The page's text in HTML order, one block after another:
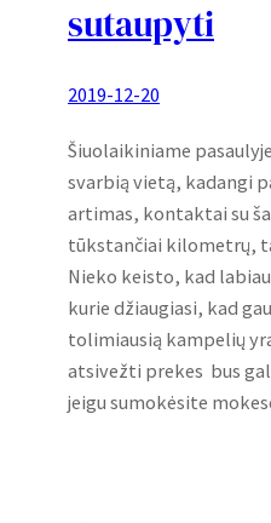
sutaupyti
2019-12-20
Šiuolaikiniame
svarbią vietą, kadangi
artimas, kontaktai su
tūkstančiai kilometrų,
Nieko keisto, kad
kurie džiaugiasi, kad
tolimiausią kampelių
atsivežti prekes bus
jeigu sumokėsite